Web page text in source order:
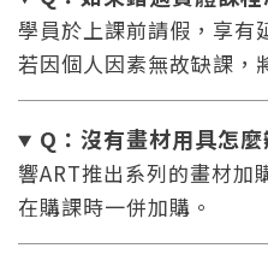
學員於上課前請假，享有
若因個人因素無故缺課，
Q：沒有畫材用具怎麼
響ART推出系列的畫材加
在購課時一併加購。